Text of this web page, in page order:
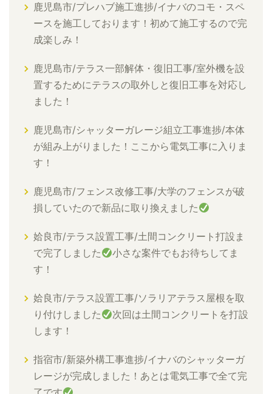
鹿児島市/プレハブ施工進捗/イナバのコモ・スペ
ースを施工しております！初めて施工するので完
成楽しみ！
鹿児島市/テラス一部解体・復旧工事/室外機を設
置するためにテラスの取外しと復旧工事を対応し
ました！
鹿児島市/シャッターガレージ組立工事進捗/本体
が組み上がりました！ここから電気工事に入りま
す！
鹿児島市/フェンス改修工事/大学のフェンスが破
損していたので新品に取り換えました
姶良市/テラス設置工事/土間コンクリート打設ま
で完了しました
小さな案件でもお待ちしてま
す！
姶良市/テラス設置工事/ソラリアテラス屋根を取
り付けしました
次回は土間コンクリートを打設
します！
指宿市/新築外構工事進捗/イナバのシャッターガ
レージが完成しました！あとは電気工事で全て完